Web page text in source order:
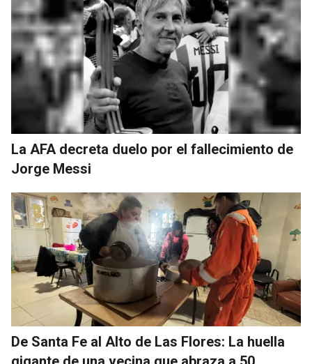
La AFA decreta duelo por el fallecimiento de
Jorge Messi
De Santa Fe al Alto de Las Flores: La huella